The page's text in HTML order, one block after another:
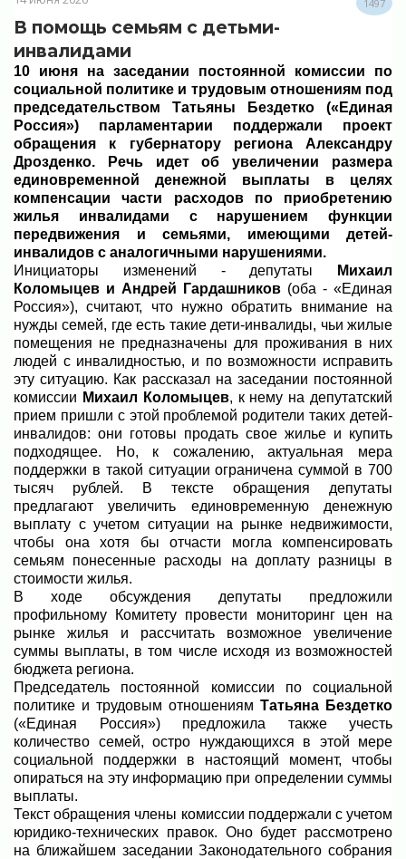
1497
В помощь семьям с детьми-
инвалидами
10 июня на заседании постоянной комиссии по
социальной политике и трудовым отношениям под
председательством Татьяны Бездетко («Единая
Россия») парламентарии поддержали проект
обращения к губернатору региона Александру
Дрозденко. Речь идет об увеличении размера
единовременной денежной выплаты в целях
компенсации части расходов по приобретению
жилья инвалидами с нарушением функции
передвижения и семьями, имеющими детей-
инвалидов с аналогичными нарушениями.
Инициаторы изменений - депутаты
Михаил
Коломыцев и Андрей Гардашников (оба - «Единая
Россия»), считают, что нужно обратить внимание на
нужды семей, где есть такие дети-инвалиды, чьи жилые
помещения не предназначены для проживания в них
людей с инвалидностью, и по возможности исправить
эту ситуацию. Как рассказал на заседании постоянной
комиссии Михаил Коломыцев, к нему на депутатский
прием пришли с этой проблемой родители таких детей-
инвалидов: они готовы продать свое жилье и купить
подходящее. Но, к сожалению, актуальная мера
поддержки в такой ситуации ограничена суммой в 700
тысяч рублей. В тексте обращения депутаты
предлагают увеличить единовременную денежную
выплату с учетом ситуации на рынке недвижимости,
чтобы она хотя бы отчасти могла компенсировать
семьям понесенные расходы на доплату разницы в
стоимости жилья.
В ходе обсуждения депутаты предложили
профильному Комитету провести мониторинг цен на
рынке жилья и рассчитать возможное увеличение
суммы выплаты, в том числе исходя из возможностей
бюджета региона.
Председатель постоянной комиссии по социальной
политике и трудовым отношениям Татьяна Бездетко
(«Единая Россия») предложила также учесть
количество семей, остро нуждающихся в этой мере
социальной поддержки в настоящий момент, чтобы
опираться на эту информацию при определении суммы
выплаты.
Текст обращения члены комиссии поддержали с учетом
юридико-технических правок. Оно будет рассмотрено
на ближайшем заседании Законодательного собрания